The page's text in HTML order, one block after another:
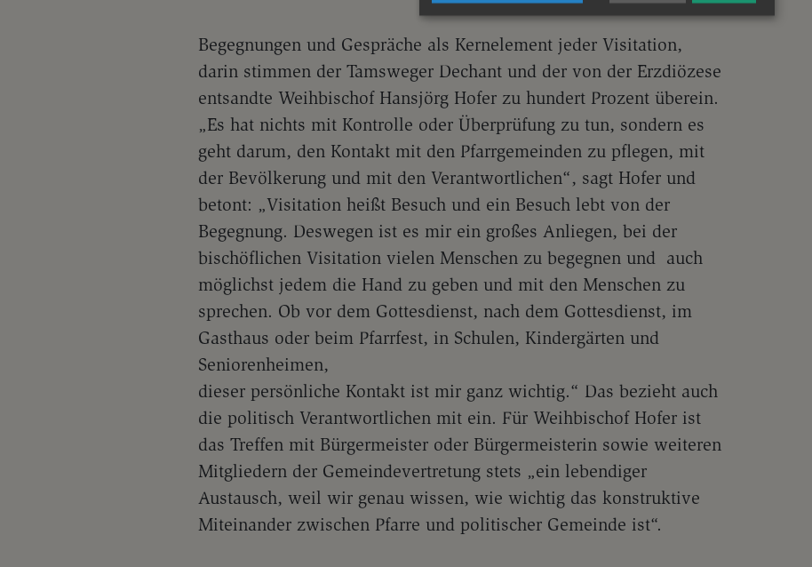
Begegnungen und Gespräche als Kernelement jeder Visitation,
darin stimmen der Tamsweger Dechant und der von der Erzdiözese
entsandte Weihbischof Hansjörg Hofer zu hundert Prozent überein.
„Es hat nichts mit Kontrolle oder Überprüfung zu tun, sondern es
geht darum, den Kontakt mit den Pfarrgemeinden zu pflegen, mit
der Bevölkerung und mit den Verantwortlichen“, sagt Hofer und
betont: „Visitation heißt Besuch und ein Besuch lebt von der
Begegnung. Deswegen ist es mir ein großes Anliegen, bei der
bischöflichen Visitation vielen Menschen zu begegnen und auch
möglichst jedem die Hand zu geben und mit den Menschen zu
sprechen. Ob vor dem Gottesdienst, nach dem Gottesdienst, im
Gasthaus oder beim Pfarrfest, in Schulen, Kindergärten und
Seniorenheimen,
dieser persönliche Kontakt ist mir ganz wichtig.“ Das bezieht auch
die politisch Verantwortlichen mit ein. Für Weihbischof Hofer ist
das Treffen mit Bürgermeister oder Bürgermeisterin sowie weiteren
Mitgliedern der Gemeindevertretung stets „ein lebendiger
Austausch, weil wir genau wissen, wie wichtig das konstruktive
Miteinander zwischen Pfarre und politischer Gemeinde ist“.